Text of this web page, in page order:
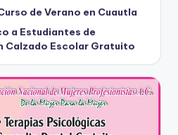
de Verano en Cuautla
a Estudiantes de
Calzado Escolar Gratuito